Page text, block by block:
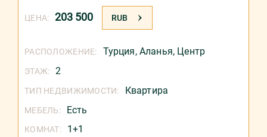
ЦЕНА: 203 500 RUB
РАСПОЛОЖЕНИЕ: Турция, Аланья, Центр
ЭТАЖ: 2
ТИП НЕДВИЖИМОСТИ: Квартира
МЕБЕЛЬ: Есть
КОМНАТ: 1+1